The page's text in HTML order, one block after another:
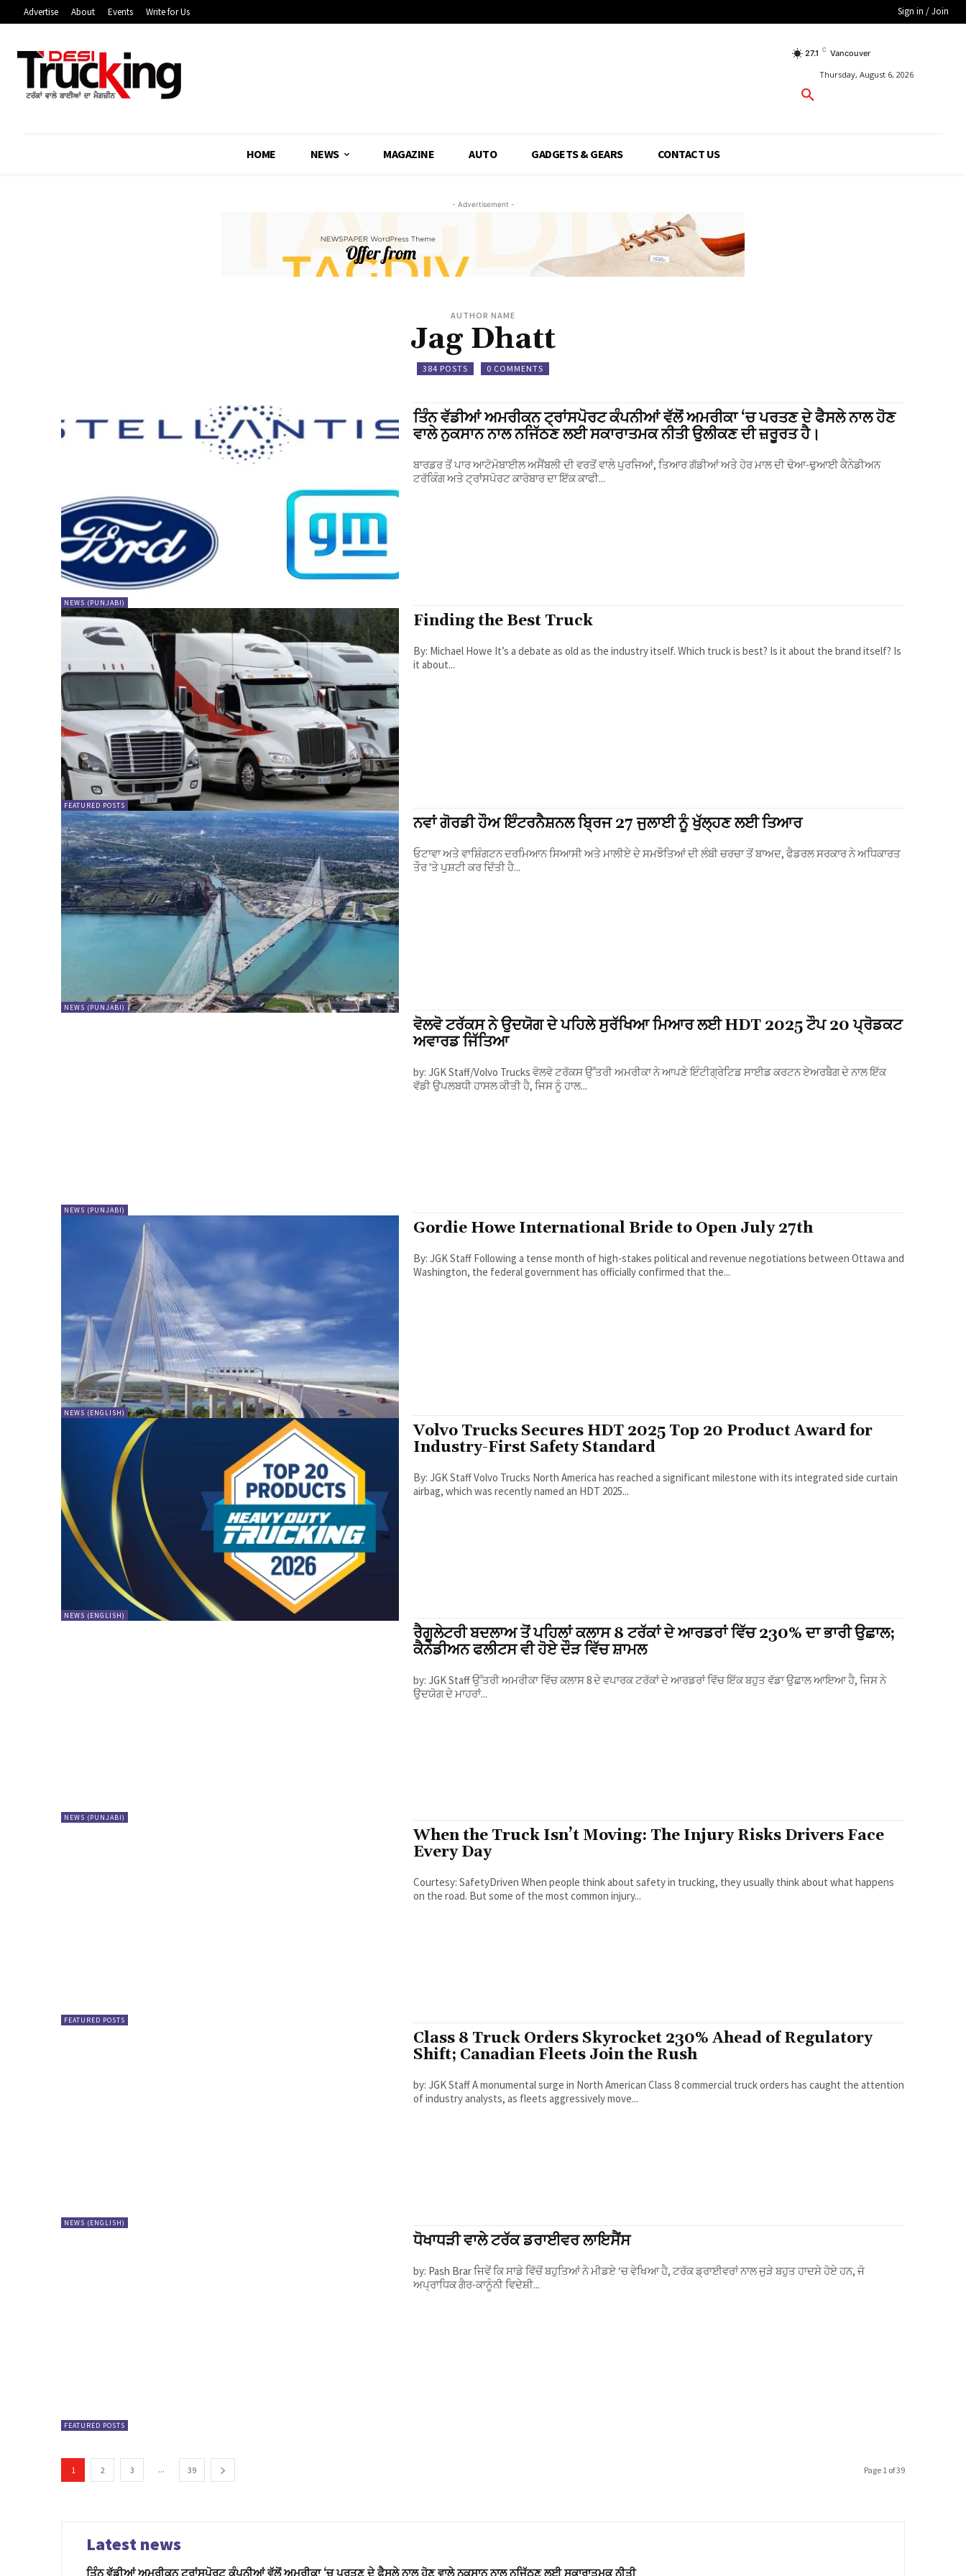
Advertise About Events Write for Us Sign in / Join
27.1 C Vancouver
Thursday, August 6, 2026
HOME NEWS MAGAZINE AUTO GADGETS & GEARS CONTACT US
- Advertisement -
AUTHOR NAME
Jag Dhatt
384 POSTS 0 COMMENTS
NEWS (PUNJABI)
ਤਿੰਨ ਵੱਡੀਆਂ ਅਮਰੀਕਨ ਟ੍ਰਾਂਸਪੋਰਟ ਕੰਪਨੀਆਂ ਵੱਲੋਂ ਅਮਰੀਕਾ ‘ਚ ਪਰਤਣ ਦੇ ਫੈਸਲੇ ਨਾਲ ਹੋਣ
ਵਾਲੇ ਨੁਕਸਾਨ ਨਾਲ ਨਜਿੱਠਣ ਲਈ ਸਕਾਰਾਤਮਕ ਨੀਤੀ ਉਲੀਕਣ ਦੀ ਜ਼ਰੂਰਤ ਹੈ।
ਬਾਰਡਰ ਤੋਂ ਪਾਰ ਆਟੋਮੋਬਾਈਲ ਅਸੈਂਬਲੀ ਦੀ ਵਰਤੋਂ ਵਾਲੇ ਪੁਰਜਿਆਂ, ਤਿਆਰ ਗੱਡੀਆਂ ਅਤੇ ਹੋਰ ਮਾਲ ਦੀ ਢੋਆ-ਢੁਆਈ ਕੈਨੇਡੀਅਨ
ਟਰੱਕਿੰਗ ਅਤੇ ਟ੍ਰਾਂਸਪੋਰਟ ਕਾਰੋਬਾਰ ਦਾ ਇੱਕ ਕਾਫੀ...
FEATURED POSTS
Finding the Best Truck
By: Michael Howe It’s a debate as old as the industry itself. Which truck is best? Is it about the brand itself? Is
it about...
NEWS (PUNJABI)
ਨਵਾਂ ਗੋਰਡੀ ਹੌਅ ਇੰਟਰਨੈਸ਼ਨਲ ਬ੍ਰਿਜ 27 ਜੁਲਾਈ ਨੂੰ ਖੁੱਲ੍ਹਣ ਲਈ ਤਿਆਰ
ਓਟਾਵਾ ਅਤੇ ਵਾਸ਼ਿੰਗਟਨ ਦਰਮਿਆਨ ਸਿਆਸੀ ਅਤੇ ਮਾਲੀਏ ਦੇ ਸਮਝੌਤਿਆਂ ਦੀ ਲੰਬੀ ਚਰਚਾ ਤੋਂ ਬਾਅਦ, ਫੈਡਰਲ ਸਰਕਾਰ ਨੇ ਅਧਿਕਾਰਤ
ਤੌਰ 'ਤੇ ਪੁਸ਼ਟੀ ਕਰ ਦਿੱਤੀ ਹੈ...
NEWS (PUNJABI)
ਵੋਲਵੋ ਟਰੱਕਸ ਨੇ ਉਦਯੋਗ ਦੇ ਪਹਿਲੇ ਸੁਰੱਖਿਆ ਮਿਆਰ ਲਈ HDT 2025 ਟੌਪ 20 ਪ੍ਰੋਡਕਟ
ਅਵਾਰਡ ਜਿੱਤਿਆ
by: JGK Staff/Volvo Trucks ਵੋਲਵੋ ਟਰੱਕਸ ਉੱਤਰੀ ਅਮਰੀਕਾ ਨੇ ਆਪਣੇ ਇੰਟੀਗ੍ਰੇਟਿਡ ਸਾਈਡ ਕਰਟਨ ਏਅਰਬੈਗ ਦੇ ਨਾਲ ਇੱਕ
ਵੱਡੀ ਉਪਲਬਧੀ ਹਾਸਲ ਕੀਤੀ ਹੈ, ਜਿਸ ਨੂੰ ਹਾਲ...
NEWS (ENGLISH)
Gordie Howe International Bride to Open July 27th
By: JGK Staff Following a tense month of high-stakes political and revenue negotiations between Ottawa and
Washington, the federal government has officially confirmed that the...
NEWS (ENGLISH)
Volvo Trucks Secures HDT 2025 Top 20 Product Award for
Industry-First Safety Standard
By: JGK Staff Volvo Trucks North America has reached a significant milestone with its integrated side curtain
airbag, which was recently named an HDT 2025...
NEWS (PUNJABI)
ਰੈਗੂਲੇਟਰੀ ਬਦਲਾਅ ਤੋਂ ਪਹਿਲਾਂ ਕਲਾਸ 8 ਟਰੱਕਾਂ ਦੇ ਆਰਡਰਾਂ ਵਿੱਚ 230% ਦਾ ਭਾਰੀ ਉਛਾਲ;
ਕੈਨੇਡੀਅਨ ਫਲੀਟਸ ਵੀ ਹੋਏ ਦੌੜ ਵਿੱਚ ਸ਼ਾਮਲ
by: JGK Staff ਉੱਤਰੀ ਅਮਰੀਕਾ ਵਿੱਚ ਕਲਾਸ 8 ਦੇ ਵਪਾਰਕ ਟਰੱਕਾਂ ਦੇ ਆਰਡਰਾਂ ਵਿੱਚ ਇੱਕ ਬਹੁਤ ਵੱਡਾ ਉਛਾਲ ਆਇਆ ਹੈ, ਜਿਸ ਨੇ
ਉਦਯੋਗ ਦੇ ਮਾਹਰਾਂ...
FEATURED POSTS
When the Truck Isn’t Moving: The Injury Risks Drivers Face
Every Day
Courtesy: SafetyDriven When people think about safety in trucking, they usually think about what happens
on the road. But some of the most common injury...
NEWS (ENGLISH)
Class 8 Truck Orders Skyrocket 230% Ahead of Regulatory
Shift; Canadian Fleets Join the Rush
by: JGK Staff A monumental surge in North American Class 8 commercial truck orders has caught the attention
of industry analysts, as fleets aggressively move...
FEATURED POSTS
ਧੋਖਾਧੜੀ ਵਾਲੇ ਟਰੱਕ ਡਰਾਈਵਰ ਲਾਇਸੈਂਸ
by: Pash Brar ਜਿਵੇਂ ਕਿ ਸਾਡੇ ਵਿੱਚੋਂ ਬਹੁਤਿਆਂ ਨੇ ਮੀਡਏ ‘ਚ ਵੇਖਿਆ ਹੈ, ਟਰੱਕ ਡ੍ਰਾਈਵਰਾਂ ਨਾਲ ਜੁੜੇ ਬਹੁਤ ਹਾਦਸੇ ਹੋਏ ਹਨ, ਜੋ
ਅਪ੍ਰਾਧਿਕ ਗੈਰ-ਕਾਨੂੰਨੀ ਵਿਦੇਸ਼ੀ...
1 2 3 ... 39 Page 1 of 39
Latest news
ਤਿੰਨ ਵੱਡੀਆਂ ਅਮਰੀਕਨ ਟ੍ਰਾਂਸਪੋਰਟ ਕੰਪਨੀਆਂ ਵੱਲੋਂ ਅਮਰੀਕਾ ‘ਚ ਪਰਤਣ ਦੇ ਫੈਸਲੇ ਨਾਲ ਹੋਣ ਵਾਲੇ ਨੁਕਸਾਨ ਨਾਲ ਨਜਿੱਠਣ ਲਈ ਸਕਾਰਾਤਮਕ ਨੀਤੀ